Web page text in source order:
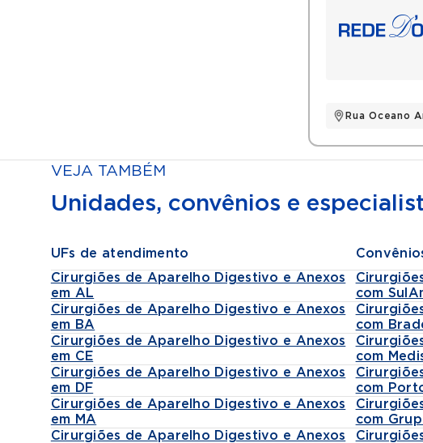
Rua Oceano
VEJA TAMBÉM
Unidades, convênios e
UFs de atendimento
Cirurgiões de Aparelho Digestivo e Anexos
em AL
Cirurgiões de Aparelho Digestivo e Anexos
em BA
Cirurgiões de Aparelho Digestivo e Anexos
em CE
Cirurgiões de Aparelho Digestivo e Anexos
em DF
Cirurgiões de Aparelho Digestivo e Anexos
em MA
Cirurgiões de Aparelho Digestivo e Anexos
com
com
com
com
com